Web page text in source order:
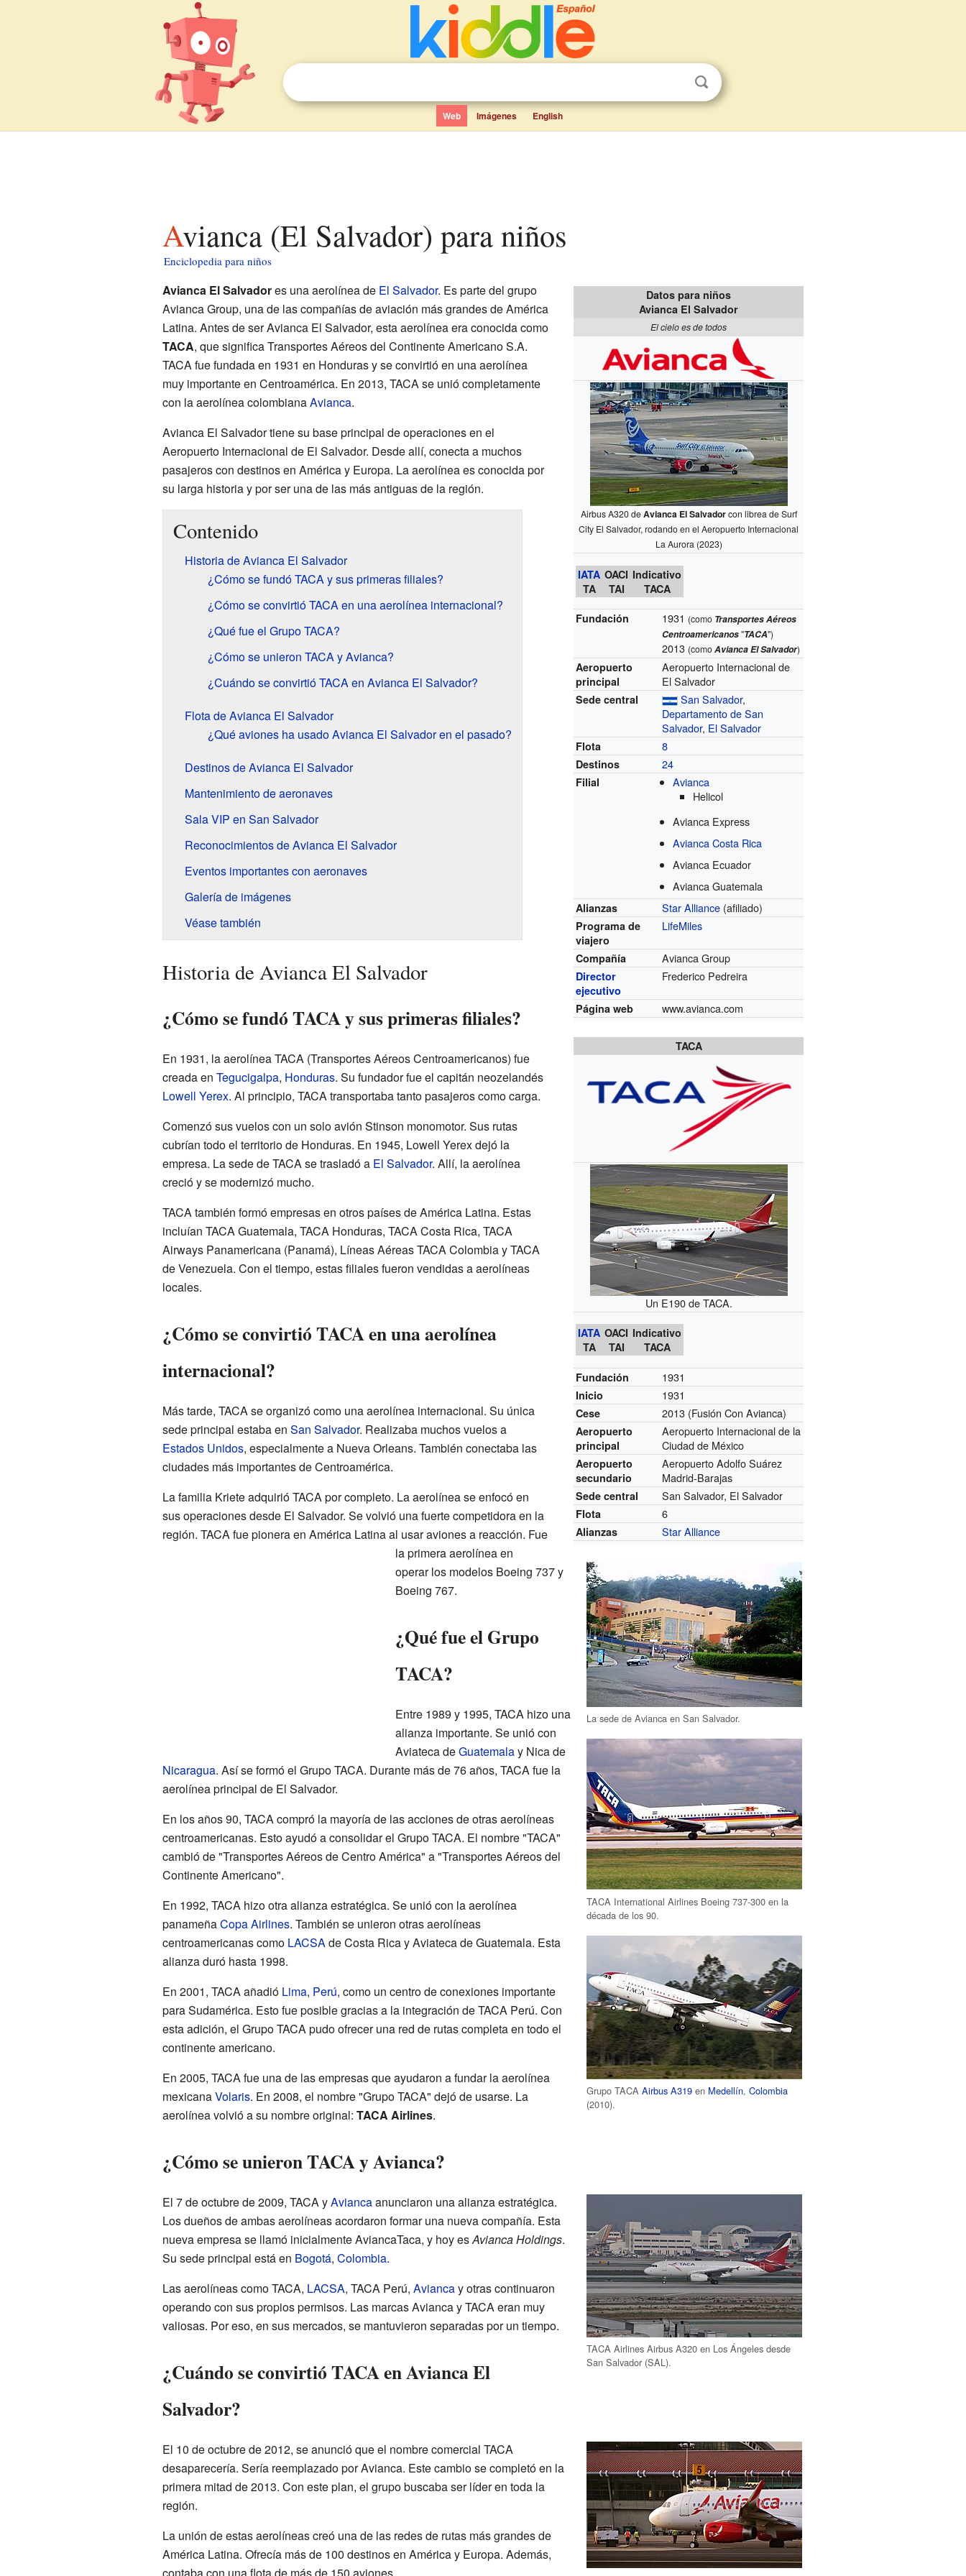
Web Imágenes English
Avianca (El Salvador) para niños
Enciclopedia para niños
Datos para niños
Avianca El Salvador
El cielo es de todos
Airbus A320 deAvianca El Salvadorcon librea de Surf
City El Salvador, rodando en el Aeropuerto Internacional
La Aurora (2023)
IATA
TA
OACI
TAI
Indicativo
TACA
Fundación 1931 (como Transportes Aéreos
Centroamericanos"TACA")
2013 (comoAvianca El Salvador)
Aeropuerto
principal
Aeropuerto Internacional de
El Salvador
Sede central San Salvador,
Departamento de San
Salvador, El Salvador
Flota 8
Destinos 24
Filial
Avianca
Helicol
Avianca Express
Avianca Costa Rica
Avianca Ecuador
Avianca Guatemala
Alianzas Star Alliance (afiliado)
Programa de
viajero
LifeMiles
Compañía Avianca Group
Director
ejecutivo
Frederico Pedreira
Página web www.avianca.com
TACA
Un E190 de TACA.
IATA
TA
OACI
TAI
Indicativo
TACA
Fundación 1931
Inicio 1931
Cese 2013 (Fusión Con Avianca)
Aeropuerto
principal
Aeropuerto Internacional de la
Ciudad de México
Aeropuerto
secundario
Aeropuerto Adolfo Suárez
Madrid-Barajas
Sede central San Salvador, El Salvador
Flota 6
Alianzas Star Alliance
Avianca El Salvadores una aerolínea de El Salvador. Es parte del grupo
Avianca Group, una de las compañías de aviación más grandes de América
Latina. Antes de ser Avianca El Salvador, esta aerolínea era conocida como
TACA, que significa Transportes Aéreos del Continente Americano S.A.
TACA fue fundada en 1931 en Honduras y se convirtió en una aerolínea
muy importante en Centroamérica. En 2013, TACA se unió completamente
con la aerolínea colombianaAvianca.
Avianca El Salvador tiene su base principal de operaciones en el
Aeropuerto Internacional de El Salvador. Desde allí, conecta a muchos
pasajeros con destinos en América y Europa. La aerolínea es conocida por
su larga historia y por ser una de las más antiguas de la región.
La sede de Avianca en San Salvador.
Contenido
Historia de Avianca El Salvador
¿Cómo se fundó TACA y sus primeras filiales?
¿Cómo se convirtió TACA en una aerolínea internacional?
¿Qué fue el Grupo TACA?
¿Cómo se unieron TACA y Avianca?
¿Cuándo se convirtió TACA en Avianca El Salvador?
Flota de Avianca El Salvador
¿Qué aviones ha usado Avianca El Salvador en el pasado?
Destinos de Avianca El Salvador
Mantenimiento de aeronaves
Sala VIP en San Salvador
Reconocimientos de Avianca El Salvador
Eventos importantes con aeronaves
Galería de imágenes
Véase también
Historia de Avianca El Salvador
¿Cómo se fundó TACA y sus primeras filiales?
En 1931, la aerolínea TACA (Transportes Aéreos Centroamericanos) fue
creada en Tegucigalpa, Honduras. Su fundador fue el capitán neozelandés
Lowell Yerex. Al principio, TACA transportaba tanto pasajeros como carga.
Comenzó sus vuelos con un solo avión Stinson monomotor. Sus rutas
cubrían todo el territorio de Honduras. En 1945, Lowell Yerex dejó la
empresa. La sede de TACA se trasladó a El Salvador. Allí, la aerolínea
creció y se modernizó mucho.
TACA también formó empresas en otros países de América Latina. Estas
incluían TACA Guatemala, TACA Honduras, TACA Costa Rica, TACA
Airways Panamericana (Panamá), Líneas Aéreas TACA Colombia y TACA
de Venezuela. Con el tiempo, estas filiales fueron vendidas a aerolíneas
locales.
¿Cómo se convirtió TACA en una aerolínea
internacional?
TACA International Airlines Boeing 737-300 en la
década de los 90.
Más tarde, TACA se organizó como una aerolínea internacional. Su única
sede principal estaba en San Salvador. Realizaba muchos vuelos a
Estados Unidos, especialmente a Nueva Orleans. También conectaba las
ciudades más importantes de Centroamérica.
La familia Kriete adquirió TACA por completo. La aerolínea se enfocó en
sus operaciones desde El Salvador. Se volvió una fuerte competidora en la
región. TACA fue pionera en América Latina al usar aviones a reacción. Fue
la primera aerolínea en
operar los modelos Boeing 737 y
Boeing 767.
¿Qué fue el Grupo
TACA?
Grupo TACAAirbus A319 en Medellín,Colombia
(2010).
Entre 1989 y 1995, TACA hizo una
alianza importante. Se unió con
Aviateca deGuatemalay Nica de
Nicaragua. Así se formó el Grupo TACA. Durante más de 76 años, TACA fue la
aerolínea principal de El Salvador.
En los años 90, TACA compró la mayoría de las acciones de otras aerolíneas
centroamericanas. Esto ayudó a consolidar el Grupo TACA. El nombre "TACA"
cambió de "Transportes Aéreos de Centro América" a "Transportes Aéreos del
Continente Americano".
En 1992, TACA hizo otra alianza estratégica. Se unió con la aerolínea
panameñaCopa Airlines. También se unieron otras aerolíneas
centroamericanas como LACSAde Costa Rica y Aviateca de Guatemala. Esta
alianza duró hasta 1998.
En 2001, TACA añadió Lima, Perú, como un centro de conexiones importante
para Sudamérica. Esto fue posible gracias a la integración de TACA Perú. Con
esta adición, el Grupo TACA pudo ofrecer una red de rutas completa en todo el
continente americano.
En 2005, TACA fue una de las empresas que ayudaron a fundar la aerolínea
mexicanaVolaris. En 2008, el nombre "Grupo TACA" dejó de usarse. La
aerolínea volvió a su nombre original: TACA Airlines.
¿Cómo se unieron TACA y Avianca?
TACA Airlines Airbus A320 en Los Ángeles desde
San Salvador (SAL).
El 7 de octubre de 2009, TACA yAviancaanunciaron una alianza estratégica.
Los dueños de ambas aerolíneas acordaron formar una nueva compañía. Esta
nueva empresa se llamó inicialmente AviancaTaca, y hoy esAvianca Holdings.
Su sede principal está en Bogotá, Colombia.
Las aerolíneas como TACA, LACSA, TACA Perú, Aviancay otras continuaron
operando con sus propios permisos. Las marcas Avianca y TACA eran muy
valiosas. Por eso, en sus mercados, se mantuvieron separadas por un tiempo.
¿Cuándo se convirtió TACA en Avianca El
Salvador?
El 10 de octubre de 2012, se anunció que el nombre comercial TACA
desaparecería. Sería reemplazado por Avianca. Este cambio se completó en la
primera mitad de 2013. Con este plan, el grupo buscaba ser líder en toda la
región.
La unión de estas aerolíneas creó una de las redes de rutas más grandes de
América Latina. Ofrecía más de 100 destinos en América y Europa. Además,